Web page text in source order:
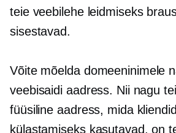
teie veebilehe leidmiseks
sisestavad.
Võite mõelda domeeninimele
veebisaidi aadress. Nii nagu
füüsiline aadress, mida
külastamiseks kasutavad, on